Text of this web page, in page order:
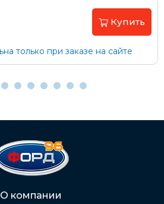
рассрочки Халва
1187
банк
только при заказе на сайте
Купить
О компании